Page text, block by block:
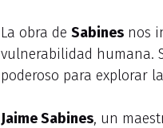
La obra de Sabines nos
vulnerabilidad humana.
poderoso para explorar
Jaime Sabines, un